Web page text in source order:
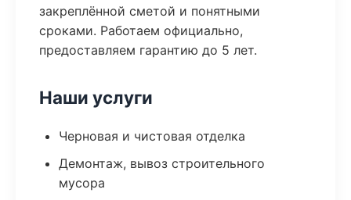
закреплённой сметой и понятными
сроками. Работаем официально,
предоставляем гарантию до 5 лет.
Наши услуги
Черновая и чистовая отделка
Демонтаж, вывоз строительного
мусора